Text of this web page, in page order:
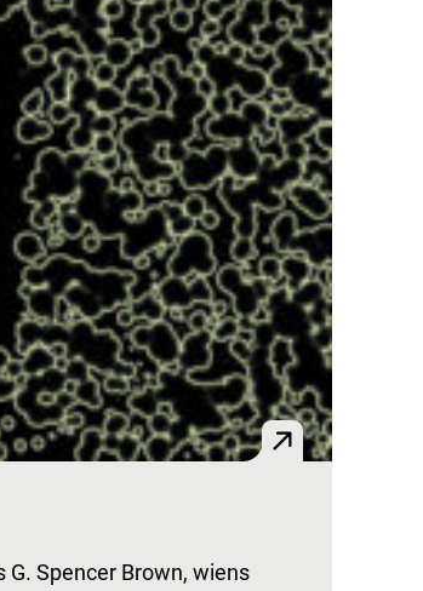
Spencer Brown, wiens